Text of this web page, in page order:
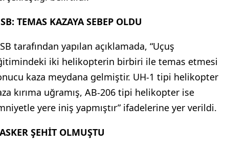
TEMAS KAZAYA SEBEP OLDU
tarafından yapılan açıklamada, “Uçuş
iki helikopterin birbiri ile temas etmesi
kaza meydana gelmiştir. UH-1 tipi helikopter
kırıma uğramış, AB-206 tipi helikopter ise
yere iniş yapmıştır” ifadelerine yer verildi.
ŞEHİT OLMUŞTU